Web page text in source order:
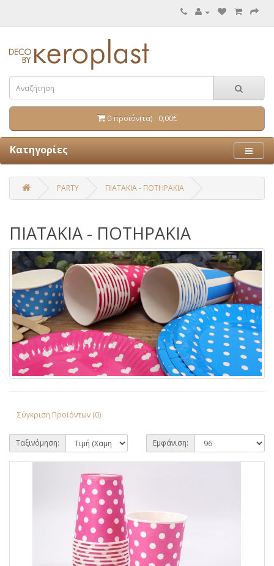
0 προϊόν(τα) - 0,00€
Κατηγορίες
PARTY ΠΙΑΤΑΚΙΑ - ΠΟΤΗΡΑΚΙΑ
ΠΙΑΤΑΚΙΑ - ΠΟΤΗΡΑΚΙΑ
Σύγκριση Προϊόντων (0)
Ταξινόμηση: Εμφάνιση: